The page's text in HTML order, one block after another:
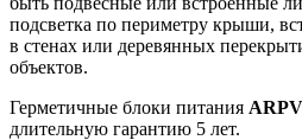
подсветка по периметру крыши,
в стенах или деревянных
объектов.
Герметичные блоки питания
длительную гарантию 5 лет.